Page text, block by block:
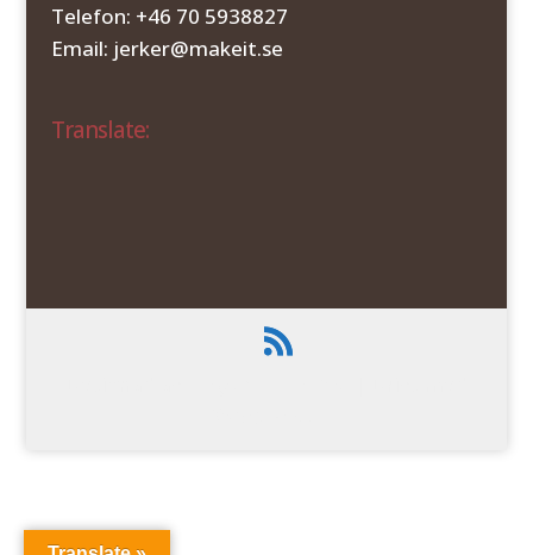
Telefon: +46 70 5938827
Email: jerker@makeit.se
Translate: